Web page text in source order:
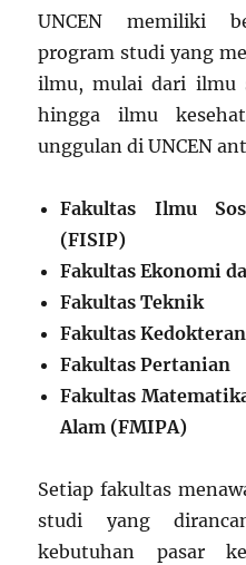
UNCEN memiliki
program studi yang
ilmu, mulai dari ilmu
hingga ilmu
unggulan di UNCEN
Fakultas Ilmu
(FISIP)
Fakultas Ekonomi
Fakultas Teknik
Fakultas Kedokteran
Fakultas Pertanian
Fakultas
Alam (FMIPA)
Setiap fakultas
studi yang
kebutuhan pasar